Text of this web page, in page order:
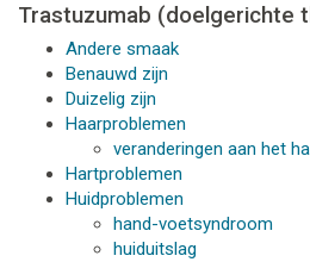
Trastuzumab (doelgerichte
Andere smaak
Benauwd zijn
Duizelig zijn
Haarproblemen
veranderingen aan het
Hartproblemen
Huidproblemen
hand-voetsyndroom
huiduitslag